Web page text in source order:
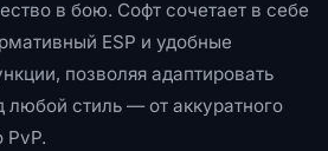
в бою. Софт сочетает в себе
ESP и удобные
позволяя адаптировать
любой стиль — от аккуратного
PvP.